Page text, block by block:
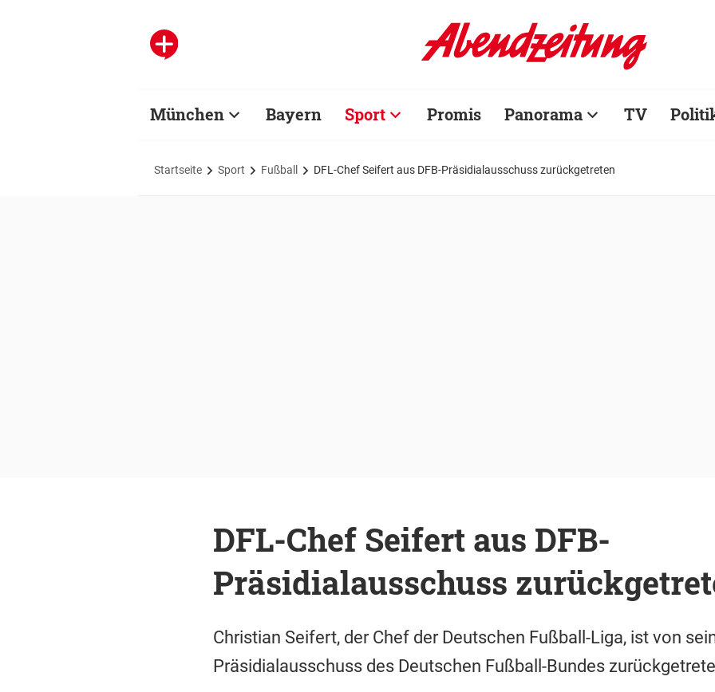
München Bayern Sport Promis Panorama TV
Startseite Sport Fußball DFL-Chef Seifert aus DFB-Präsidialausschuss zurückgetreten
DFL-Chef Seifert aus DFB-
Präsidialausschuss
Christian Seifert, der Chef der Deutschen Fußball-Liga, ist von
Präsidialausschuss des Deutschen Fußball-Bundes